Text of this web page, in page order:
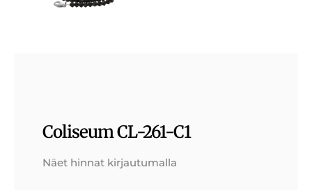
Coliseum CL-261-C1
Näet hinnat kirjautumalla